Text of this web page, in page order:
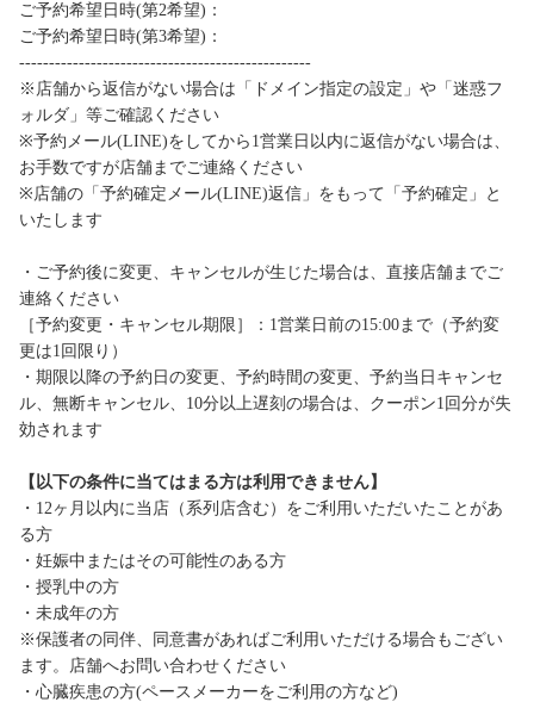
ご予約希望日時(第2希望)：
ご予約希望日時(第3希望)：
-------------------------------------------------
※店舗から返信がない場合は「ドメイン指定の設定」や「迷惑フ
ォルダ」等ご確認ください
※予約メール(LINE)をしてから1営業日以内に返信がない場合は、
お手数ですが店舗までご連絡ください
※店舗の「予約確定メール(LINE)返信」をもって「予約確定」と
いたします
・ご予約後に変更、キャンセルが生じた場合は、直接店舗までご
連絡ください
［予約変更・キャンセル期限］：1営業日前の15:00まで（予約変
更は1回限り）
・期限以降の予約日の変更、予約時間の変更、予約当日キャンセ
ル、無断キャンセル、10分以上遅刻の場合は、クーポン1回分が失
効されます
【以下の条件に当てはまる方は利用できません】
・12ヶ月以内に当店（系列店含む）をご利用いただいたことがあ
る方
・妊娠中またはその可能性のある方
・授乳中の方
・未成年の方
※保護者の同伴、同意書があればご利用いただける場合もござい
ます。店舗へお問い合わせください
・心臓疾患の方(ペースメーカーをご利用の方など)